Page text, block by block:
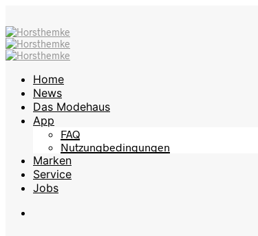
Home
News
Das Modehaus
App
FAQ
Nutzungbedingungen
Marken
Service
Jobs